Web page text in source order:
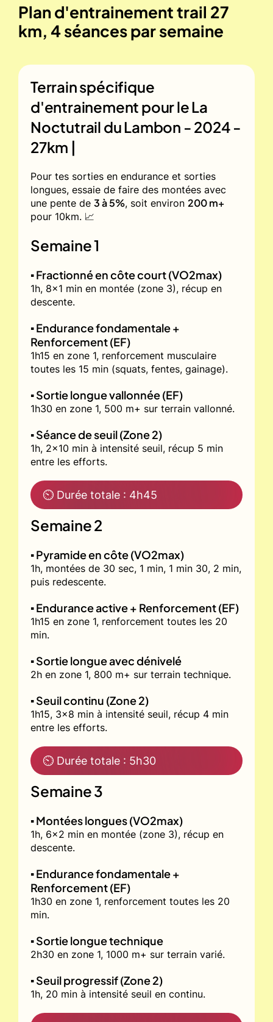
Plan d'entrainement trail 27
km, 4 séances par semaine
Terrain spécifique
d'entrainement pour leLa
Noctutrail du Lambon - 2024 -
27km |
Pour tes sorties en endurance et sorties
longues, essaie de faire des montées avec
une pente de 3 à 5%, soit environ 200 m+
pour 10km. 📈
Semaine 1
▪️ Fractionné en côte court (VO2max)
1h, 8x1 min en montée (zone 3), récup en
descente.
▪️ Endurance fondamentale +
Renforcement (EF)
1h15 en zone 1, renforcement musculaire
toutes les 15 min (squats, fentes, gainage).
▪️ Sortie longue vallonnée (EF)
1h30 en zone 1, 500 m+ sur terrain vallonné.
▪️ Séance de seuil (Zone 2)
1h, 2x10 min à intensité seuil, récup 5 min
entre les efforts.
⏲ Durée totale : 4h45
Semaine 2
▪️ Pyramide en côte (VO2max)
1h, montées de 30 sec, 1 min, 1 min 30, 2 min,
puis redescente.
▪️ Endurance active + Renforcement (EF)
1h15 en zone 1, renforcement toutes les 20
min.
▪️ Sortie longue avec dénivelé
2h en zone 1, 800 m+ sur terrain technique.
▪️ Seuil continu (Zone 2)
1h15, 3x8 min à intensité seuil, récup 4 min
entre les efforts.
⏲ Durée totale : 5h30
Semaine 3
▪️ Montées longues (VO2max)
1h, 6x2 min en montée (zone 3), récup en
descente.
▪️ Endurance fondamentale +
Renforcement (EF)
1h30 en zone 1, renforcement toutes les 20
min.
▪️ Sortie longue technique
2h30 en zone 1, 1000 m+ sur terrain varié.
▪️ Seuil progressif (Zone 2)
1h, 20 min à intensité seuil en continu.